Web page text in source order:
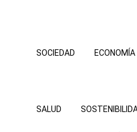
SOCIEDAD ECONOMÍA
SALUD